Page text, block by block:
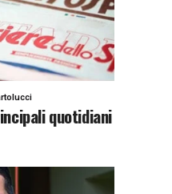
quotidiani